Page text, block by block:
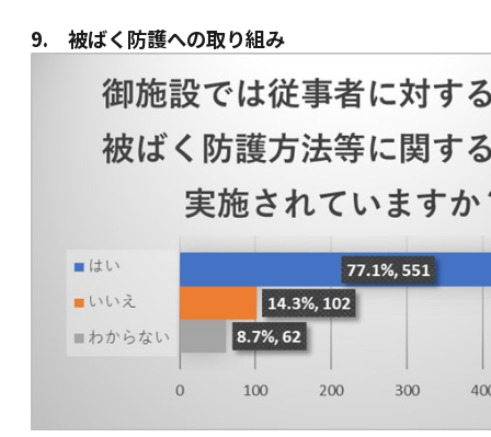
9. 被ばく防護への取り組み